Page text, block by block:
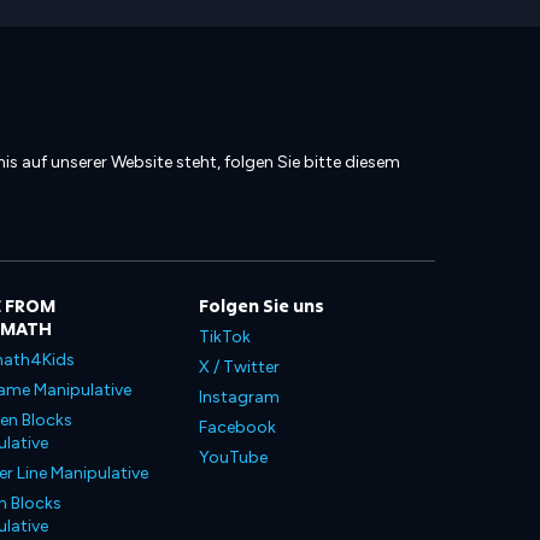
auf unserer Website steht, folgen Sie bitte diesem
FROM
Manipulative
Blocks
Line Manipulative
Blocks
Folgen Sie uns
TikTok
X / Twitter
Instagram
Facebook
YouTube